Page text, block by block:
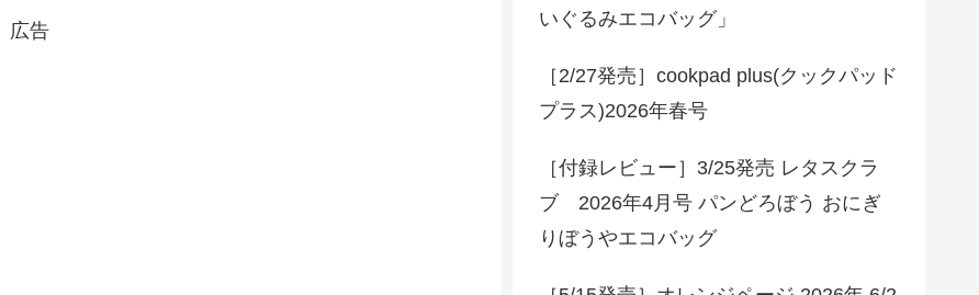
広告
いぐるみエコバッグ」
［2/27発売］cookpad plus(クックパッド
プラス)2026年春号
［付録レビュー］3/25発売 レタスクラ
ブ 2026年4月号 パンどろぼう おにぎ
りぼうやエコバッグ